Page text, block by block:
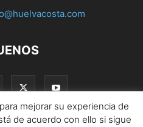
mejorar su experiencia de
de acuerdo con ello si sigue